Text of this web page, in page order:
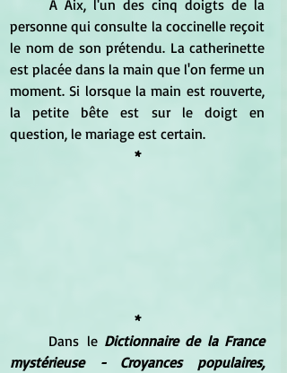
personne qui consulte la coccinelle reçoit
le nom de son prétendu. La catherinette
est placée dans la main que l'on ferme un
moment. Si lorsque la main est rouverte,
la petite bête est sur le doigt en
question, le mariage est certain.
*
*
	Dans le
Dictionnaire de la France
mystérieuse - Croyances populaires,